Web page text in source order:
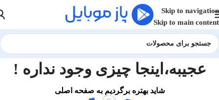
Skip to navigation
Skip to main content
عجیبه،اینجا چیزی وجود نداره !
شاید بهتره برگردیم به صفحه اصلی